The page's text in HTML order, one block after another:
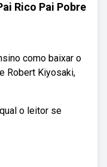
Rico Pai Pobre
como baixar o
Robert Kiyosaki,
o leitor se